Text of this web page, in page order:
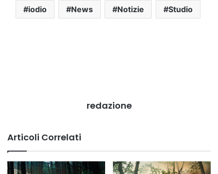
iodio News Notizie Studio
redazione
Articoli Correlati